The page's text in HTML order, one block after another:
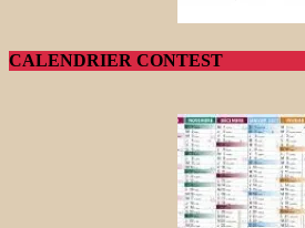
CALENDRIER CONTEST